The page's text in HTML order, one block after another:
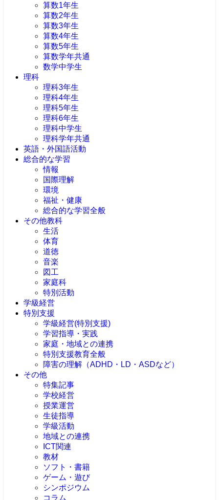
算数1年生
算数2年生
算数3年生
算数4年生
算数5年生
算数学年共通
数学中学生
理科
理科3年生
理科4年生
理科5年生
理科6年生
理科中学生
理科学年共通
英語・外国語活動
総合的な学習
情報
国際理解
環境
福祉・健康
総合的な学習全般
その他教科
生活
体育
道徳
音楽
図工
家庭科
特別活動
学級経営
特別支援
学級経営(特別支援)
学習指導・実践
家庭・地域との連携
特別支援教育全般
障害の理解（ADHD・LD・ASDなど）
その他
特集記事
学校経営
授業運営
生徒指導
学級活動
地域との連携
ICT関連
教材
ソフト・書籍
ゲーム・遊び
シンポジウム
コラム